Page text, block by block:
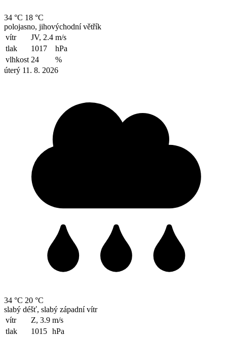
34 °C 18 °C
polojasno, jihovýchodní větřík
vítr
JV, 2.4 m/s
tlak
1017
hPa
vlhkost 24
%
úterý 11. 8. 2026
34 °C 20 °C
slabý déšť, slabý západní vítr
vítr
Z, 3.9 m/s
tlak
1015 hPa